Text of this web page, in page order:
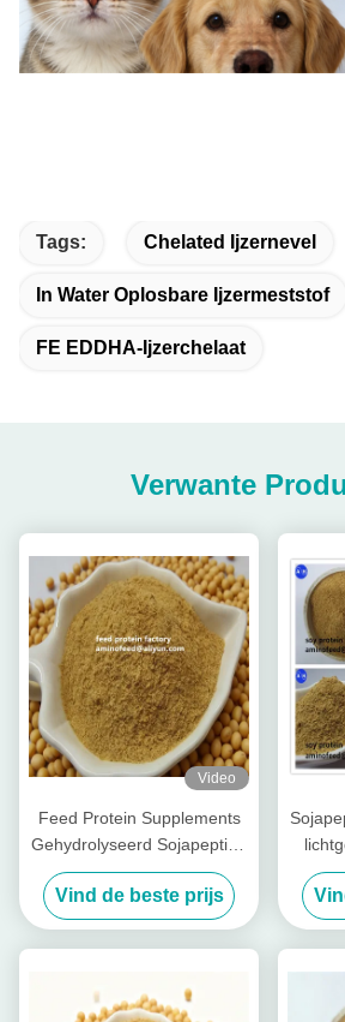
Tags: Chelated Ijzernevel
In Water Oplosbare Ijzermeststof
FE EDDHA-Ijzerchelaat
Verwante
Video
Feed Protein Supplements
Gehydrolyseerd Sojapeptide
Eiwitpoeder Met Ruwe Eiwit
50% Soja Geurfabriek
Vind de beste prijs